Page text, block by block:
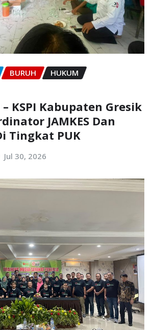
BURUH
HUKUM
– KSPI Kabupaten Gresik
JAMKES Dan
Tingkat PUK
Jul 30, 2026